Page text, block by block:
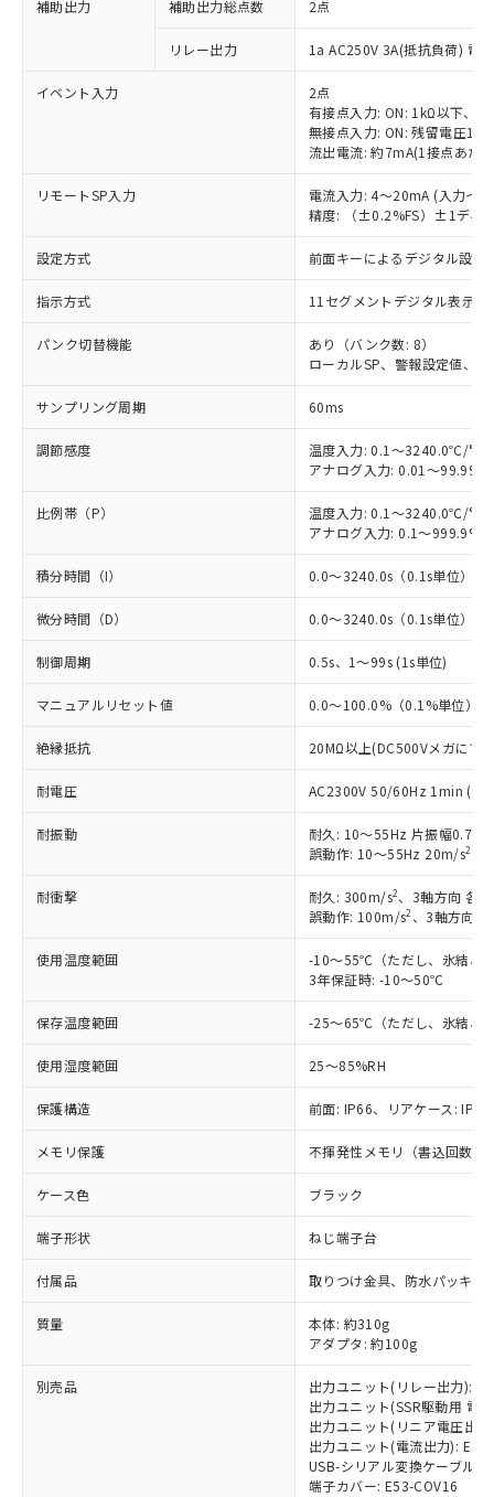
補助出力 補助出力総点数 2点
リレー出力 1a AC250V 3A(抵抗負荷) 電
イベント入力
2点
有接点入力: ON: 1kΩ以下、
無接点入力: ON: 残留電圧
流出電流: 約7mA(1接点あた
リモートSP入力
電流入力: 4～20mA (入力イ
精度: （±0.2%FS）±1ディ
設定方式 前面キーによるデジタル設定
指示方式 11セグメントデジタル表示
パンク切替機能
あり（バンク数: 8）
ローカルSP、警報設定値、
サンプリング周期 60ms
調節感度
温度入力: 0.1～3240.0℃/°F
アナログ入力: 0.01～
比例帯（P）
温度入力: 0.1～3240.0℃/°F
アナログ入力: 0.1～
積分時間（I） 0.0～3240.0s（0.1s単位）
微分時間（D） 0.0～3240.0s（0.1s単位）
制御周期 0.5s、1～99s (1s単位)
マニュアルリセット値 0.0～100.0%（0.1%単位）
絶縁抵抗 20MΩ以上(DC500Vメガにて)
耐電圧 AC2300V 50/60Hz 1min (異
耐振動
耐久: 10～55Hz 片振幅
誤動作: 10～55Hz 20m/s2
耐衝撃 耐久: 300m/s2、3軸方向 各3
誤動作: 100m/s2 、3軸方向
使用温度範囲
-10～55℃（ただし、氷結、
3年保証時: -10～50℃
保存温度範囲 -25～65℃（ただし、氷結、
使用湿度範囲 25～85%RH
保護構造 前面: IP66、リアケース:
メモリ保護 不揮発性メモリ（書込回数:
ケース色 ブラック
端子形状 ねじ端子台
付属品 取りつけ金具、防水パッキン
質量
本体: 約310g
アダプタ: 約100g
別売品
出力ユニット(リレー出力):
出力ユニット(SSR駆動用 電
出力ユニット(リニア電圧出
出力ユニット(電流出力):
USB-シリアル変換ケーブル:
端子カバー: E53-COV16
以下の条件をお読みいただき、同意のうえ
本サービスは、当社制御機器事業取扱
商品の当社在庫状況および標準価格
(税抜)を提供させていただくもので
当社制御機器事業取扱商品の中には、
本サービスの対象外となる商品もある
※1 対応状況
対応済み：EU RoHS指令（10物質）の
非含有に対応した製品が提供可能な商品で
対応予定：EU RoHS指令（10物質）の非含
有に対応した製品に切り替える予定のある
商品です。
対応予定なし：EU RoHS指令（10物質）の
非含有に非対応の商品で、対応品を出す予
調査・確認中：EU RoHS指令（10物質）の
非含有の対応状況を調査中または確認中の
非該当品：ライセンス料など無形物で、有
害物質有無と関係のない商品です。
仕入先様の事情により、非含有部品として
いたものが、含有品と判明した場合などや
「○」：最大均質材料含有率が中国RoHSの
基準値以下であることを示します。
「×」：最大均質材料含有率が中国RoHSの
基準値を超えていることを示します。
「－」：未確認です。当社販売部門へお問
当社は、これら貴社製品のうち、外国